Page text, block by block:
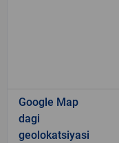
Google Map
dagi
geolokatsiyasi